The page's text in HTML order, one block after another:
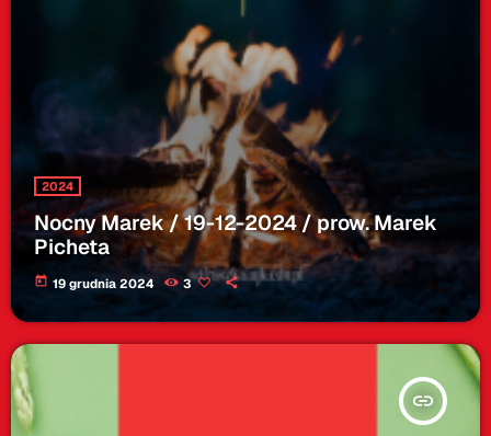
2024
Nocny Marek / 19-12-2024 / prow. Marek
Picheta
today 19 grudnia 2024 3
insert_link